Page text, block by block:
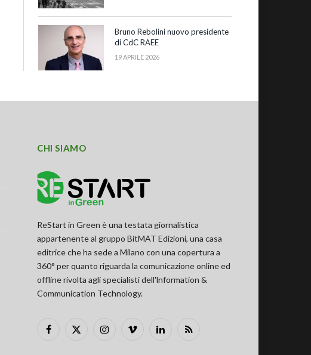
Bruno Rebolini nuovo presidente
di CdC RAEE
19 APRILE 2026
CHI SIAMO
ReStart in Green è una testata giornalistica
appartenente al gruppo BitMAT Edizioni, una casa
editrice che ha sede a Milano con una copertura a
360° per quanto riguarda la comunicazione online ed
offline rivolta agli specialisti dell'lnformation &
Communication Technology.
Facebook
X
InstagramVimeo LinkedInRSS